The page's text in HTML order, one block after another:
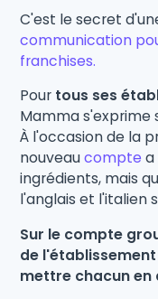
C'est le secret
communication
franchises.
Pour tous ses
Mamma s'exprime
À l'occasion de la
nouveaucompte a
ingrédients, mais
l'anglais et l'italien
Sur le compte
de
mettre chacun en